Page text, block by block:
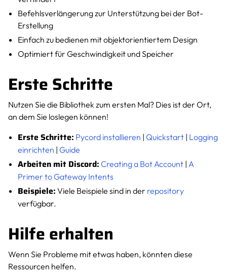
Befehlsverlängerung zur Unterstützung bei der Bot-
Erstellung
Einfach zu bedienen mit objektorientiertem Design
Optimiert für Geschwindigkeit und Speicher
Erste Schritte
Nutzen Sie die Bibliothek zum ersten Mal? Dies ist der Ort,
an dem Sie loslegen können!
Erste Schritte: Pycord installieren |Quickstart | Logging
einrichten |Guide
Arbeiten mit Discord: Creating a Bot Account | A
Primer to Gateway Intents
Beispiele: Viele Beispiele sind in der repository
verfügbar.
Hilfe erhalten
Wenn Sie Probleme mit etwas haben, könnten diese
Ressourcen helfen.